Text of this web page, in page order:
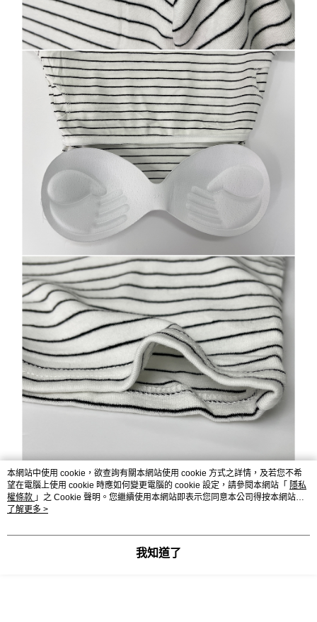
本網站中使用 cookie，欲查詢有關本網站使用 cookie 方式之詳情，及若您不希
望在電腦上使用 cookie 時應如何變更電腦的 cookie 設定，請參閱本網站「 隱私
權條款 」之 Cookie 聲明。您繼續使用本網站即表示您同意本公司得按本網站使
用條款之 Cookie 聲明使用 cookie。
了解更多 >
我知道了